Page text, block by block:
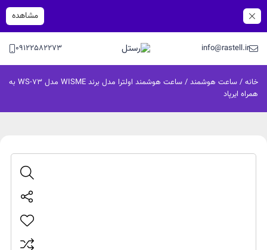
مشاهده
info@rastell.ir
09122582273
خانه / ساعت هوشمند
/ ساعت هوشمند اولترا مدل برند WISME مدل WS-73 به
همراه ایرپاد